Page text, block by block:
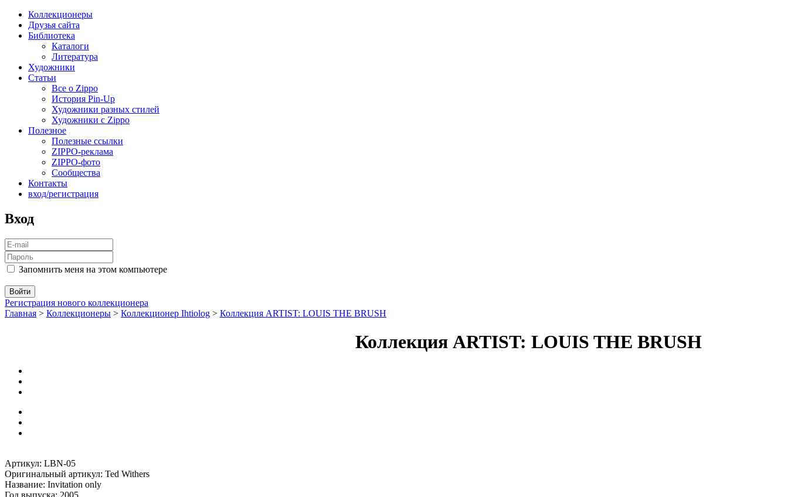
Коллекционеры
Друзья сайта
Библиотека
Каталоги
Литература
Художники
Статьи
Все о Zippo
История Pin-Up
Художники разных стилей
Художники с Zippo
Полезное
Полезные ссылки
ZIPPO-реклама
ZIPPO-фото
Сообщества
Контакты
вход/регистрация
Вход
Запомнить меня на этом компьютере
Регистрация нового коллекционера
Главная > Коллекционеры > Коллекционер Ihtiolog > Коллекция ARTIST: LOUIS THE BRUSH
Коллекция ARTIST: LOUIS THE BRUSH
Артикул: LBN-05
Оригинальный артикул: Ted Withers
Название: Invitation only
Год выпуска: 2005